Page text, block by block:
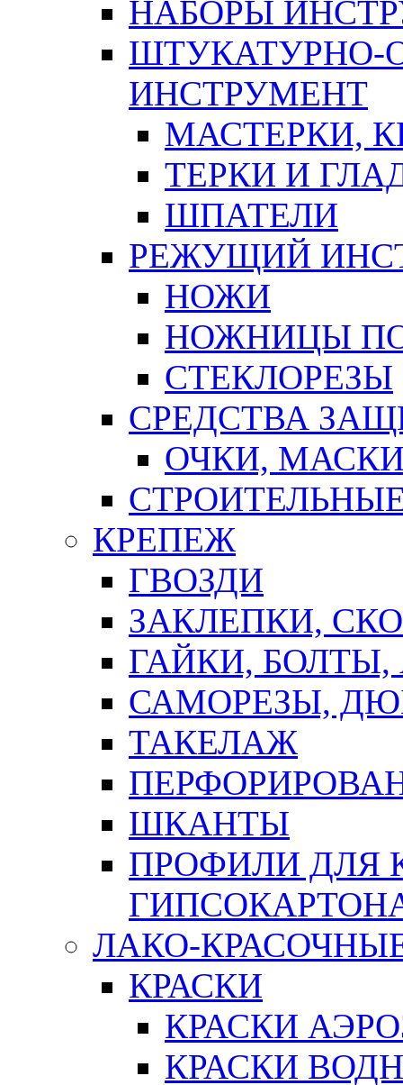
НАБОРЫ
ШТУКАТУРНО-
ИНСТРУМЕНТ
МАСТЕРКИ,
ТЕРКИ И
ШПАТЕЛИ
РЕЖУЩИЙ
НОЖИ
НОЖНИЦЫ
СТЕКЛОРЕЗЫ
СРЕДСТВА
ОЧКИ,
КРЕПЕЖ
ГВОЗДИ
ЗАКЛЕПКИ,
ГАЙКИ,
САМОРЕЗЫ,
ТАКЕЛАЖ
ШКАНТЫ
ПРОФИЛИ ДЛЯ
ЛАКО-
КРАСКИ
КРАСКИ
КРАСКИ